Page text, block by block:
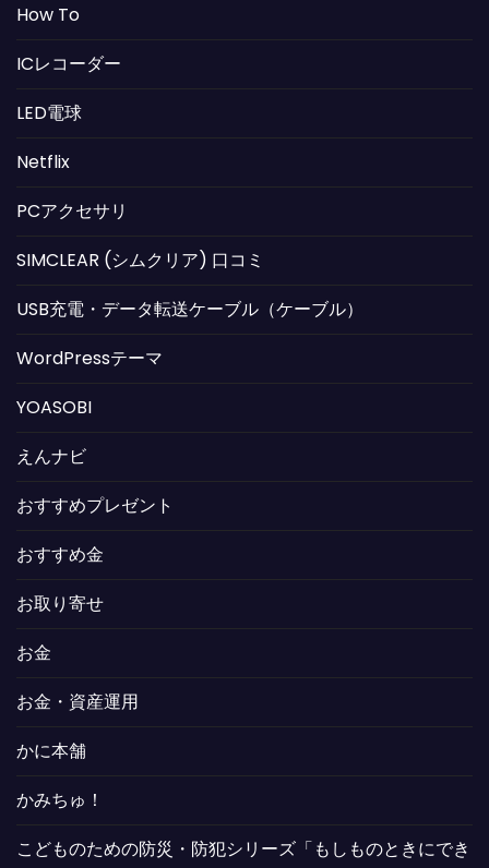
How To
ICレコーダー
LED電球
Netflix
PCアクセサリ
SIMCLEAR (シムクリア) 口コミ
USB充電・データ転送ケーブル（ケーブル）
WordPressテーマ
YOASOBI
えんナビ
おすすめプレゼント
おすすめ金
お取り寄せ
お金
お金・資産運用
かに本舗
かみちゅ！
こどものための防災・防犯シリーズ「もしものときにでき